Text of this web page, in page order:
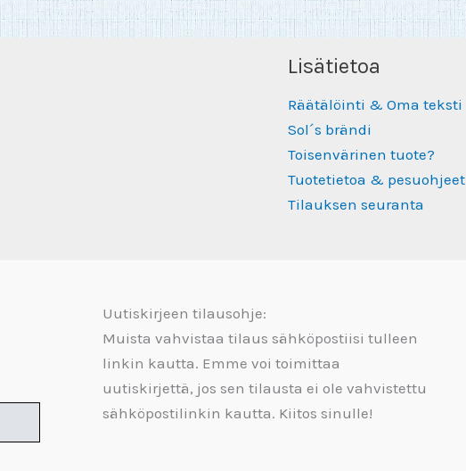
Lisätietoa
Räätälöinti & Oma teksti
Sol´s brändi
Toisenvärinen tuote?
Tuotetietoa & pesuohjeet
Tilauksen seuranta
Uutiskirjeen tilausohje:
Muista vahvistaa tilaus sähköpostiisi tulleen
linkin kautta. Emme voi toimittaa
uutiskirjettä, jos sen tilausta ei ole vahvistettu
sähköpostilinkin kautta. Kiitos sinulle!